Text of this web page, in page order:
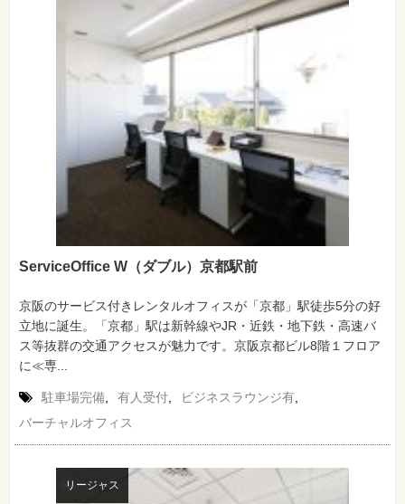
ServiceOffice W（ダブル）京都駅前
京阪のサービス付きレンタルオフィスが「京都」駅徒歩5分の好
立地に誕生。「京都」駅は新幹線やJR・近鉄・地下鉄・高速バ
ス等抜群の交通アクセスが魅力です。京阪京都ビル8階１フロア
に≪専...
駐車場完備 有人受付 ビジネスラウンジ有
バーチャルオフィス
リージャス